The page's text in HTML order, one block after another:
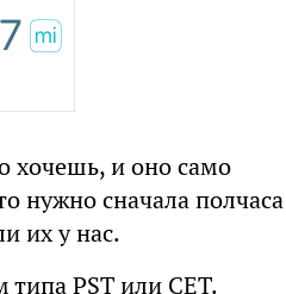
хочешь, и оно само
нужно сначала полчаса
их у нас.
PST или CET.